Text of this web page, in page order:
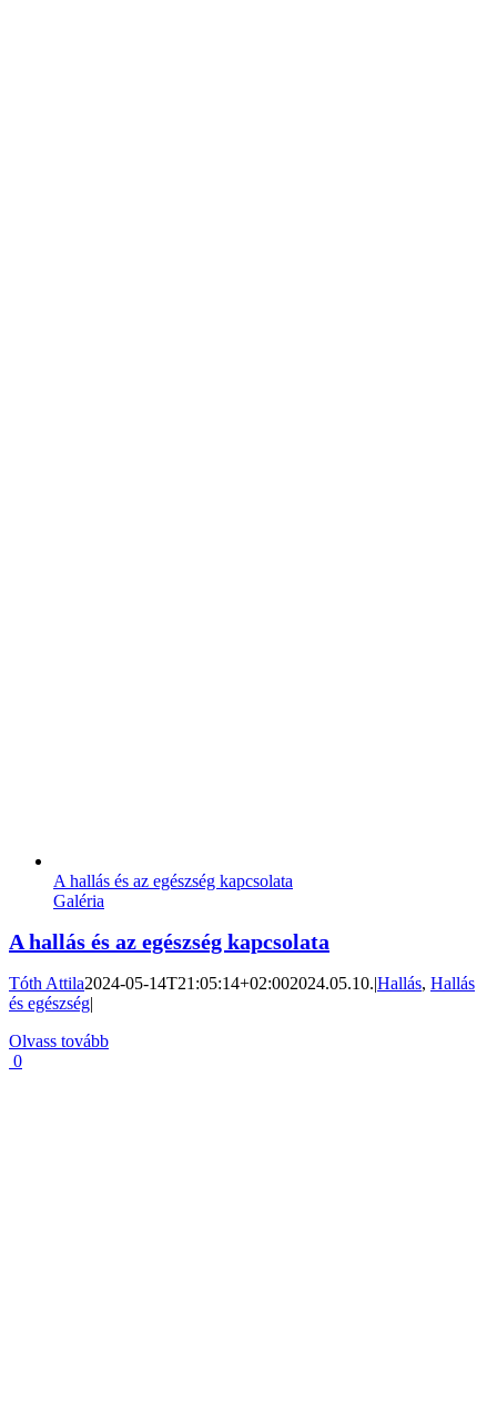
A hallás és az egészség kapcsolata
Galéria
A hallás és az egészség kapcsolata
Tóth Attila2024-05-14T21:05:14+02:002024.05.10.|Hallás, Hallás
és egészség|
Olvass tovább
0